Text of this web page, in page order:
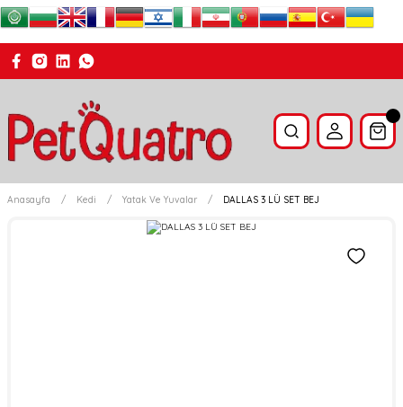
Anasayfa Kedi Yatak Ve Yuvalar DALLAS 3 LÜ SET BEJ